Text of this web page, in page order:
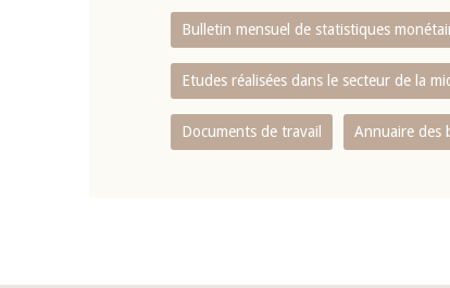
Bulletin mensuel de statistiques
Etudes réalisées dans le secteur de la
Documents de travail Annuaire des